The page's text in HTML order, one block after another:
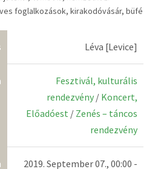
foglalkozások, kirakodóvásár, büfé
Léva [Levice]
Fesztivál, kulturális
rendezvény / Koncert,
Előadóest / Zenés – táncos
rendezvény
2019. September 07., 00:00 -